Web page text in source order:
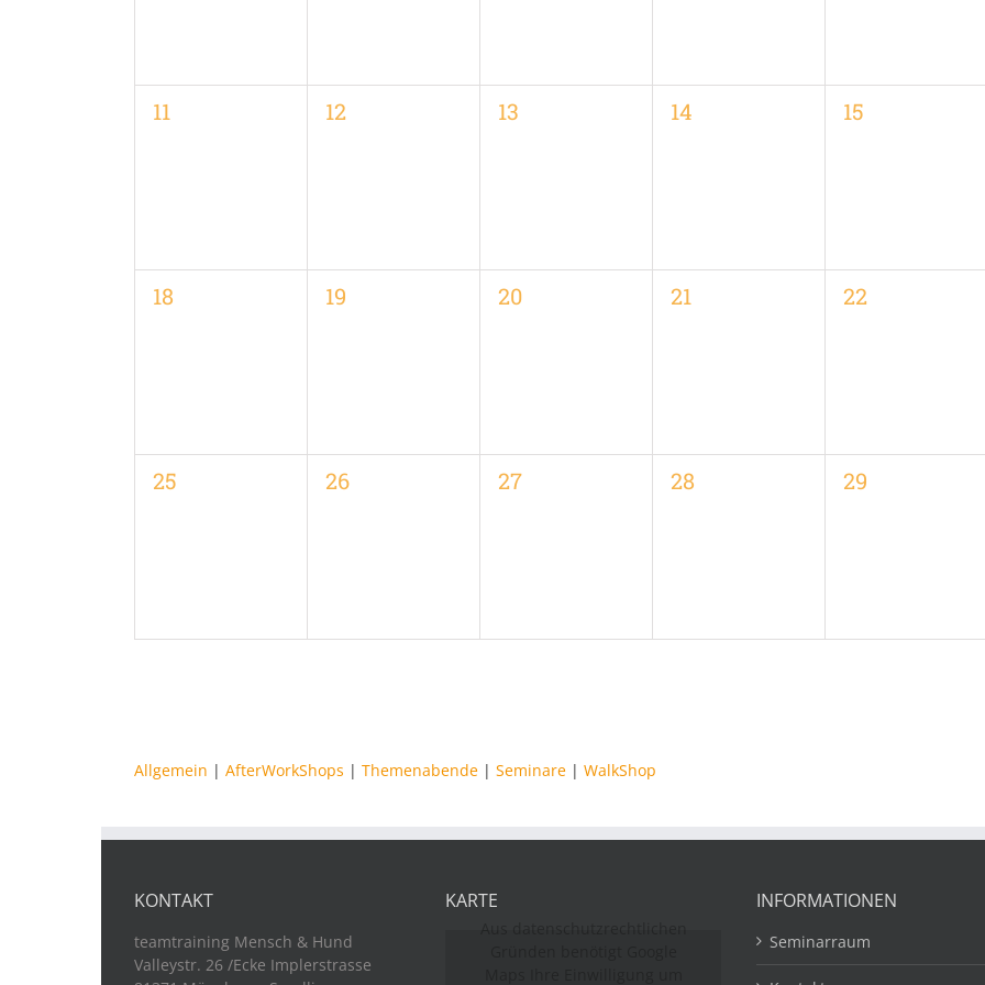
0
11
0
12
0
13
0
14
0
15
0
18
0
19
0
20
0
21
0
22
0
25
0
26
0
27
0
28
0
29
Allgemein | AfterWorkShops | Themenabende | Seminare | WalkShop
KONTAKT
teamtraining Mensch & Hund
Valleystr. 26 /Ecke Implerstrasse
KARTE INFORMATIONEN
Seminarraum